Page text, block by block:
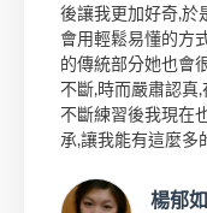
後讓我更加好奇,於
會用輕鬆易懂的方
的傳統部分她也會
不斷,時而嚴肅認真
不斷練習後我現在
承,讓我能有這麼多
楊郁如